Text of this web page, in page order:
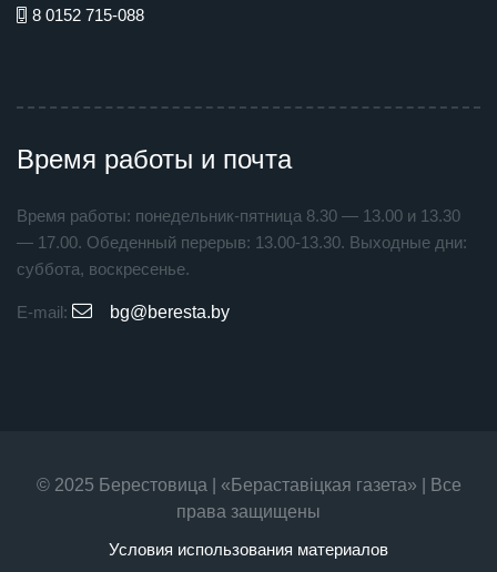
8 0152 715-088
Время работы и почта
Время работы: понедельник-пятница 8.30 — 13.00 и 13.30
— 17.00. Обеденный перерыв: 13.00-13.30. Выходные дни:
суббота, воскресенье.
E-mail: bg@beresta.by
© 2025 Берестовица | «Бераставiцкая газета» | Все
права защищены
Условия использования материалов